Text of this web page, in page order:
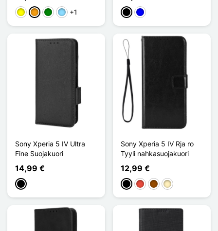
Keltainen
OranssiVihreäBleu Clair
+1 MustaSininen
Sony Xperia 5 IV Ultra
Fine Suojakuori
14,99 €
Musta
Sony Xperia 5 IV Rja ro
Tyyli nahkasuojakuori
12,99 €
MustaPunainen
Ruskea
Doré